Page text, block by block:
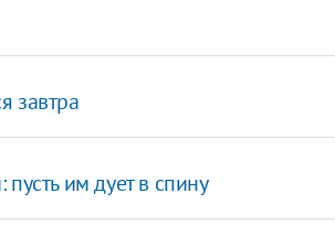
завтра
им дует в спину